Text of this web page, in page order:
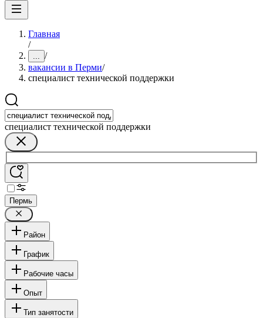
Главная
/
... /
вакансии в Перми/
специалист технической поддержки
специалист технической поддержки
Пермь
Район
График
Рабочие часы
Опыт
Тип занятости